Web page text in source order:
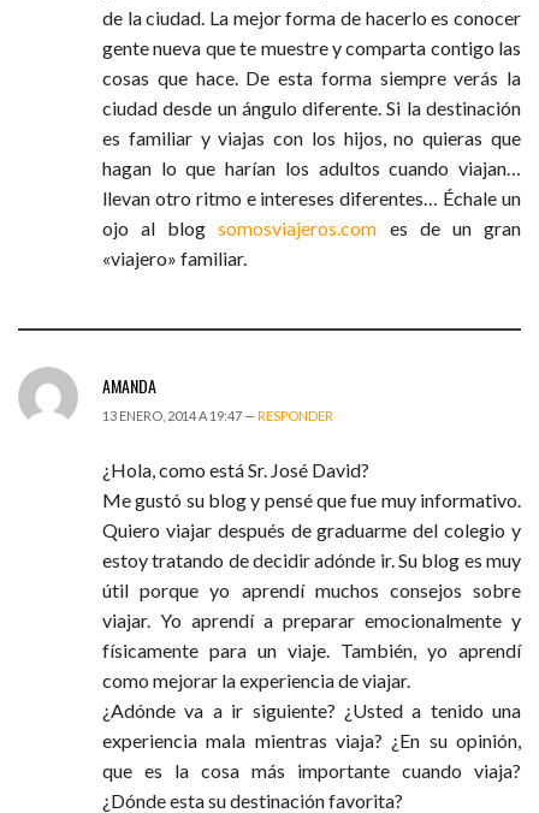
de la ciudad. La mejor forma de hacerlo es conocer
gente nueva que te muestre y comparta contigo las
cosas que hace. De esta forma siempre verás la
ciudad desde un ángulo diferente. Si la destinación
es familiar y viajas con los hijos, no quieras que
hagan lo que harían los adultos cuando viajan…
llevan otro ritmo e intereses diferentes… Échale un
ojo al blogsomosviajeros.com es de un gran
«viajero» familiar.
AMANDA
13 ENERO, 2014 A 19:47 — RESPONDER
¿Hola, como está Sr. José David?
Me gustó su blog y pensé que fue muy informativo.
Quiero viajar después de graduarme del colegio y
estoy tratando de decidir adónde ir. Su blog es muy
útil porque yo aprendí muchos consejos sobre
viajar. Yo aprendí a preparar emocionalmente y
físicamente para un viaje. También, yo aprendí
como mejorar la experiencia de viajar.
¿Adónde va a ir siguiente? ¿Usted a tenido una
experiencia mala mientras viaja? ¿En su opinión,
que es la cosa más importante cuando viaja?
¿Dónde esta su destinación favorita?